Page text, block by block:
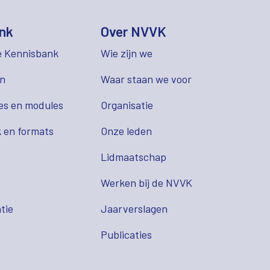
Kennisbank
en modules
en formats
Over NVVK
Wie zijn we
Waar staan we voor
Organisatie
Onze leden
Lidmaatschap
Werken bij de NVVK
Jaarverslagen
Publicaties